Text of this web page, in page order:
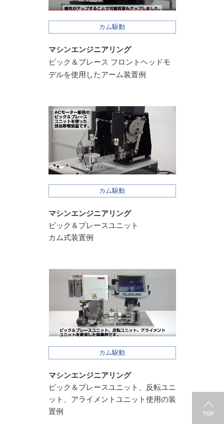
カム駆動
マシンエンジニアリング
ピック＆プレース フロントヘッドモ
デルを使用したアーム装置例
カム駆動
マシンエンジニアリング
ピック＆プレースユニット
カム式装置例
カム駆動
マシンエンジニアリング
ピック＆プレースユニット、
反転ユニ
ット、アライメントユニット使用の装
置例